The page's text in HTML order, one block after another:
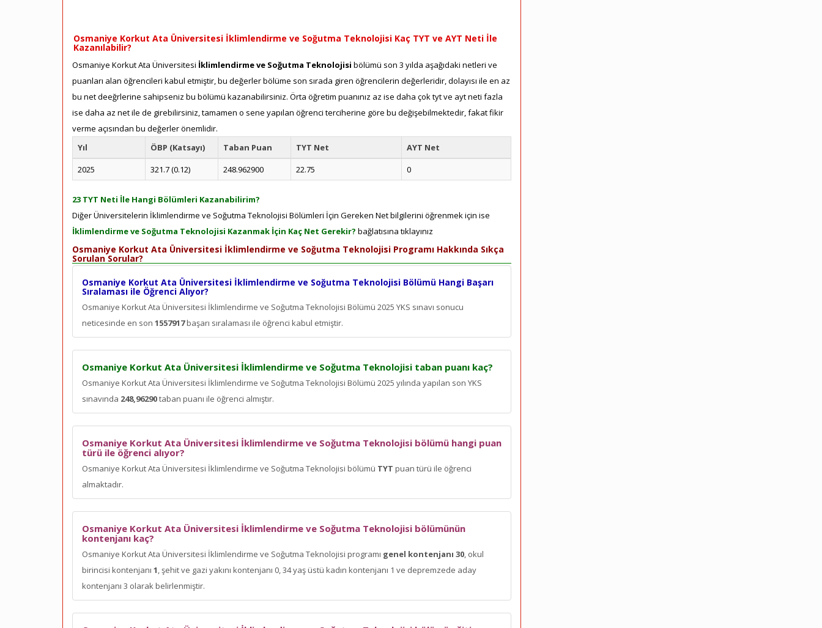
Osmaniye Korkut Ata Üniversitesi İklimlendirme ve Soğutma Teknolojisi Kaç TYT ve AYT Neti İle
Kazanılabilir?
Osmaniye Korkut Ata Üniversitesi İklimlendirme ve Soğutma Teknolojisi bölümü son 3 yılda aşağıdaki netleri ve
puanları alan öğrencileri kabul etmiştir, bu değerler bölüme son sırada giren öğrencilerin değerleridir, dolayısı ile en az
bu net deeğrlerine sahipseniz bu bölümü kazanabilirsiniz. Örta öğretim puanınız az ise daha çok tyt ve ayt neti fazla
ise daha az net ile de girebilirsiniz, tamamen o sene yapılan öğrenci terciherine göre bu değişebilmektedir, fakat fikir
verme açısından bu değerler önemlidir.
Yıl
ÖBP (Katsayı) Taban Puan TYT Net
AYT Net
2025
321.7 (0.12) 248.962900 22.75 0
23 TYT Neti İle Hangi Bölümleri Kazanabilirim?
Diğer Üniversitelerin İklimlendirme ve Soğutma Teknolojisi Bölümleri İçin Gereken Net bilgilerini öğrenmek için ise
İklimlendirme ve Soğutma Teknolojisi Kazanmak İçin Kaç Net Gerekir? bağlatısına tıklayınız
Osmaniye Korkut Ata Üniversitesi İklimlendirme ve Soğutma Teknolojisi Programı Hakkında Sıkça
Sorulan Sorular?
Osmaniye Korkut Ata Üniversitesi İklimlendirme ve Soğutma Teknolojisi Bölümü Hangi Başarı
Sıralaması ile Öğrenci Alıyor?
Osmaniye Korkut Ata Üniversitesi İklimlendirme ve Soğutma Teknolojisi Bölümü 2025 YKS sınavı sonucu
neticesinde en son 1557917başarı sıralaması ile öğrenci kabul etmiştir.
Osmaniye Korkut Ata Üniversitesi İklimlendirme ve Soğutma Teknolojisi taban puanı kaç?
Osmaniye Korkut Ata Üniversitesi İklimlendirme ve Soğutma Teknolojisi Bölümü 2025 yılında yapılan son YKS
sınavında 248,96290taban puanı ile öğrenci almıştır.
Osmaniye Korkut Ata Üniversitesi İklimlendirme ve Soğutma Teknolojisi bölümü hangi puan
türü ile öğrenci alıyor?
Osmaniye Korkut Ata Üniversitesi İklimlendirme ve Soğutma Teknolojisi bölümü TYT puan türü ile öğrenci
almaktadır.
Osmaniye Korkut Ata Üniversitesi İklimlendirme ve Soğutma Teknolojisi bölümünün
kontenjanı kaç?
Osmaniye Korkut Ata Üniversitesi İklimlendirme ve Soğutma Teknolojisi programı genel kontenjanı 30, okul
birincisi kontenjanı 1, şehit ve gazi yakını kontenjanı 0, 34 yaş üstü kadın kontenjanı 1 ve depremzede aday
kontenjanı 3 olarak belirlenmiştir.